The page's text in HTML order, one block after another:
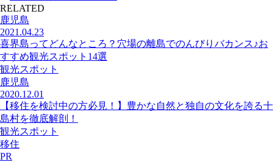
RELATED
鹿児島
2021.04.23
喜界島ってどんなところ？穴場の離島でのんびりバカンス♪お
すすめ観光スポット14選
観光スポット
鹿児島
2020.12.01
【移住を検討中の方必見！】豊かな自然と独自の文化を誇る十
島村を徹底解剖！
観光スポット
移住
PR